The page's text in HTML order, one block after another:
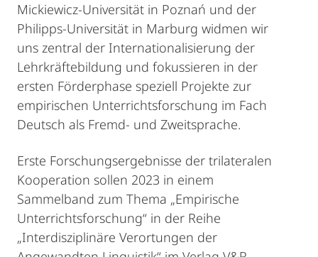
Mickiewicz-Universität in Poznań und der
Philipps-Universität in Marburg widmen wir
uns zentral der Internationalisierung der
Lehrkräftebildung und fokussieren in der
ersten Förderphase speziell Projekte zur
empirischen Unterrichtsforschung im Fach
Deutsch als Fremd- und Zweitsprache.
Erste Forschungsergebnisse der trilateralen
Kooperation sollen 2023 in einem
Sammelband zum Thema „Empirische
Unterrichtsforschung“ in der Reihe
„Interdisziplinäre Verortungen der